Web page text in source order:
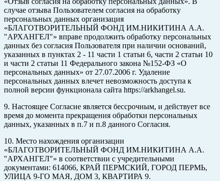
случае отзыва Пользователем согласия на обработку
персональных данных организация
«БЛАГОТВОРИТЕЛЬНЫЙ ФОНД ИМ.НИКИТИНА А.А.
"АРХАНГЕЛ"» вправе продолжить обработку персональных
данных без согласия Пользователя при наличии оснований,
указанных в пунктах 2 - 11 части 1 статьи 6, части 2 статьи 10
и части 2 статьи 11 Федерального закона №152-ФЗ «О
персональных данных» от 27.07.2006 г. Удаление
персональных данных влечет невозможность доступа к
полной версии функционала сайта https://arkhangel.su.
9. Настоящее Согласие является бессрочным, и действует все
время до момента прекращения обработки персональных
данных, указанных в п.7 и п.8 данного Согласия.
10. Место нахождения организации
«БЛАГОТВОРИТЕЛЬНЫЙ ФОНД ИМ.НИКИТИНА А.А.
"АРХАНГЕЛ"» в соответствии с учредительными
документами: 614066, КРАЙ ПЕРМСКИЙ, ГОРОД ПЕРМЬ,
УЛИЦА 9-ГО МАЯ, ДОМ 3, КВАРТИРА 9.